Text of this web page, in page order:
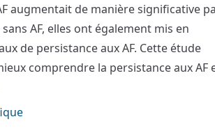
augmentait de manière significative
AF, elles ont également mis en
de persistance aux AF. Cette étude
comprendre la persistance aux AF